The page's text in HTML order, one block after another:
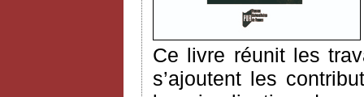
Ce livre réunit les
s’ajoutent les